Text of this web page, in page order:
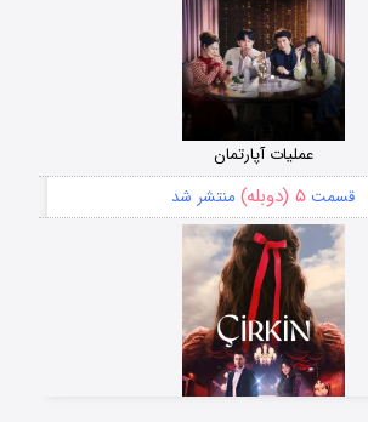
عملیات آپارتمان
قسمت ۵ (دوبله) منتشر شد